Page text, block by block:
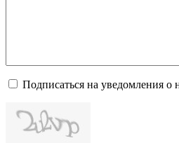
Подписаться на уведомления о